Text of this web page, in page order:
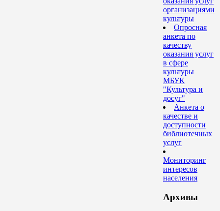
организациями
культуры
Опросная
анкета по
качеству
оказания услуг
в сфере
культуры
МБУК
"Культура и
досуг"
Анкета о
качестве и
доступности
библиотечных
услуг
Мониторинг
интересов
населения
Архивы